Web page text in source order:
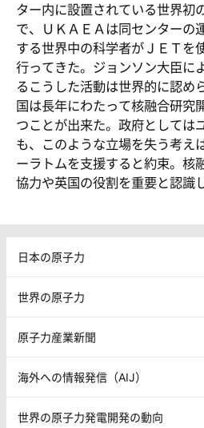
ター内に設置されている世界初
で、ＵＫＡＥＡは同センターの
する世界中の科学者がＪＥＴを
行ってきた。ジョンソン大臣に
るこうした活動は世界的に認め
国は長年にわたって核融合研究
つことが出来た。政府としては
も、このような立場を失う考え
ーラトムを支援すると約束。核
協力や英国の役割を重要と認識
日本の原子力
世界の原子力
原子力産業新聞
海外への情報発信（AIJ）
世界の原子力発電開発の動向